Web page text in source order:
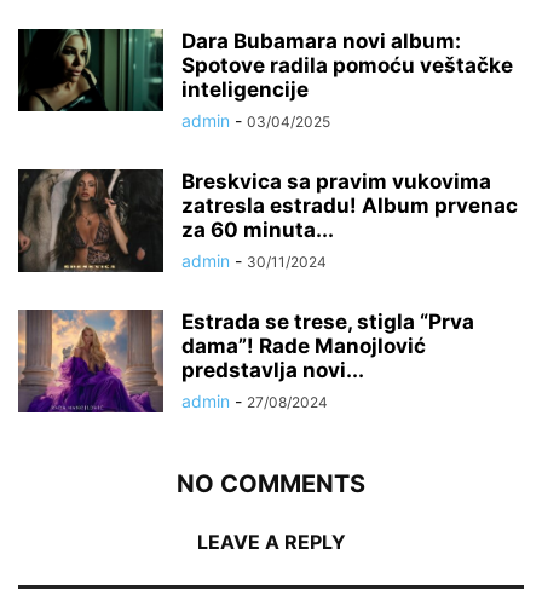
Dara Bubamara novi album:
Spotove radila pomoću veštačke
inteligencije
admin - 03/04/2025
Breskvica sa pravim vukovima
zatresla estradu! Album prvenac
za 60 minuta...
admin - 30/11/2024
Estrada se trese, stigla “Prva
dama”! Rade Manojlović
predstavlja novi...
admin - 27/08/2024
NO COMMENTS
LEAVE A REPLY